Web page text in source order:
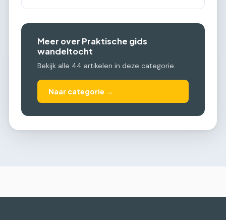
Meer over Praktische gids
wandeltocht
Bekijk alle 44 artikelen in deze categorie.
Naar categorie →